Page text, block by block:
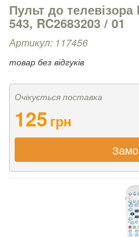
Пульт до телевізора
543, RC2683203 / 01
Артикул: 117456
товар без відгуків
Очікується поставка
125грн